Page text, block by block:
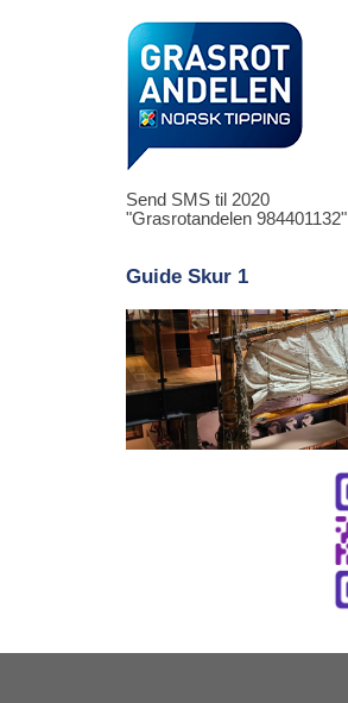
Send SMS til 2020
"Grasrotandelen 984401132"
Guide Skur 1